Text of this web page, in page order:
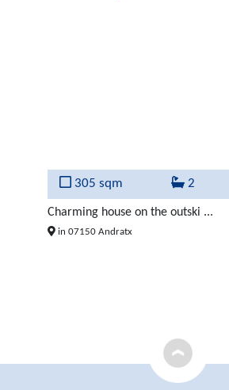
305 sqm 2
Charming house on the outski ...
in 07150 Andratx